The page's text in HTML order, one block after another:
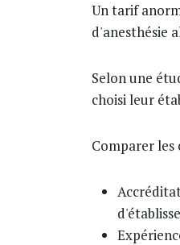
Un tarif
d'anesthésie
Selon une
choisi leur
Comparer les